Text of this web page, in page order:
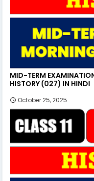
MID-TERM
HISTORY (027) IN HINDI
October 25, 2025